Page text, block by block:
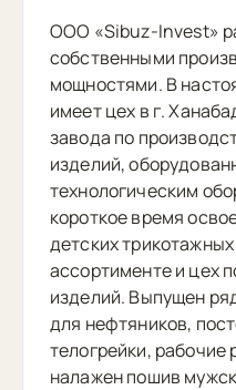
ООО «Sibuz-Invest»
собственными
мощностями. В
имеет цех в г.
завода по
изделий,
технологическим
короткое время
детских
ассортименте и цех
изделий. Выпущен
для нефтяников,
телогрейки, рабочие
налажен пошив